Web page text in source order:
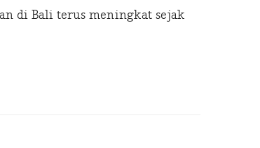
di Bali terus meningkat sejak